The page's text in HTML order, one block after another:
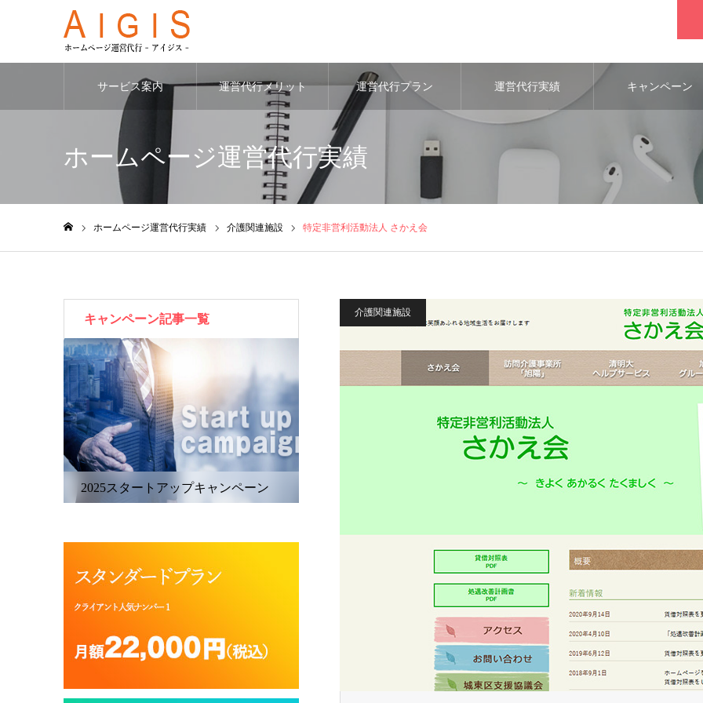
サービス案内 運営代行メリット 運営代行プラン 運営代行実績 キャンペーン
ホームページ運営代行実績
ホームページ運営代行実績 介護関連施設 特定非営利活動法人 さかえ会
介護関連施設
キャンペーン記事一覧
2025スタートアップキャンペーン 2025スタートアップキャ